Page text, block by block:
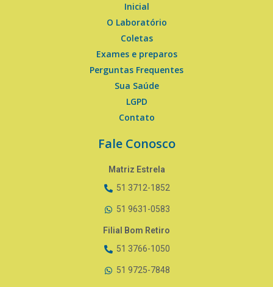
Inicial
O Laboratório
Coletas
Exames e preparos
Perguntas Frequentes
Sua Saúde
LGPD
Contato
Fale Conosco
Matriz Estrela
51 3712-1852
51 9631-0583
Filial Bom Retiro
51 3766-1050
51 9725-7848